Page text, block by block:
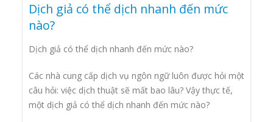
Dịch giả có thể dịch nhanh đến mức
nào?
Dịch giả có thể dịch nhanh đến mức nào?
Các nhà cung cấp dịch vụ ngôn ngữ luôn được hỏi một
câu hỏi: việc dịch thuật sẽ mất bao lâu? Vậy thực tế,
một dịch giả có thể dịch nhanh đến mức nào?